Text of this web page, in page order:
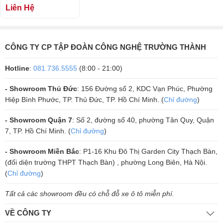
Bluetooth 5.3, cho phép truyền phát âm thanh chất lượng cao và kết
bạn dễ dàng phát nhạc từ nhiều dịch vụ khác nhau.
Tính Năng Chống Nước Và Bụi IP67:
điều kiện môi trường khắc nghiệt như hồ bơi, bãi biển, hoặc những
khu vực nhiều bụi bẩn.
Tính Năng Tự Điều Chỉnh:Loa có khả năng điều chỉnh tự động để
tối ưu hóa âm thanh dựa trên môi trường xung quanh, đảm bảo bạn
luôn nhận được trải nghiệm âm thanh tốt nhất.
Ứng Dụng JBL One: Ứng dụng JBL One giúp bạn dễ dàng thiết lập
loa, điều chỉnh EQ và quản lý các loa JBL Wifi tương thích. Bạn cũng
có thể cá nhân hóa cài đặt và truy cập vào các dịch vụ âm nhạc yêu
Liên Hệ
CÔNG TY CP TẬP ĐOÀN CÔNG NGHỆ TRƯỜNG THÀNH
Hotline: 081.736.5555 (8:00 - 21:00)
- Showroom Thủ Đức: 156 Đường số 2, KDC Vạn Phúc, Phường
Hiệp Bình Phước, TP. Thủ Đức, TP. Hồ Chí Minh. (Chỉ đường)
- Showroom Quận 7: Số 2, đường số 40, phường Tân Quy, Quận
7, TP. Hồ Chí Minh. (Chỉ đường)
- Showroom Miền Bắc: P1-16 Khu Đô Thị Garden City Thạch Bàn,
(đối diện trường THPT Thạch Bàn) , phường Long Biên, Hà Nội.
(Chỉ đường)
Tất cả các showroom đều có chỗ đỗ xe ô tô miễn phí.
VỀ CÔNG TY